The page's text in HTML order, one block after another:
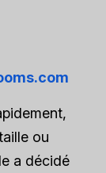
ou
a décidé